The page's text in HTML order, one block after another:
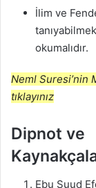
İlim ve
okumalıdır.
Neml Suresi’nin
tıklayınız
Dipnot ve
Ebu Suud